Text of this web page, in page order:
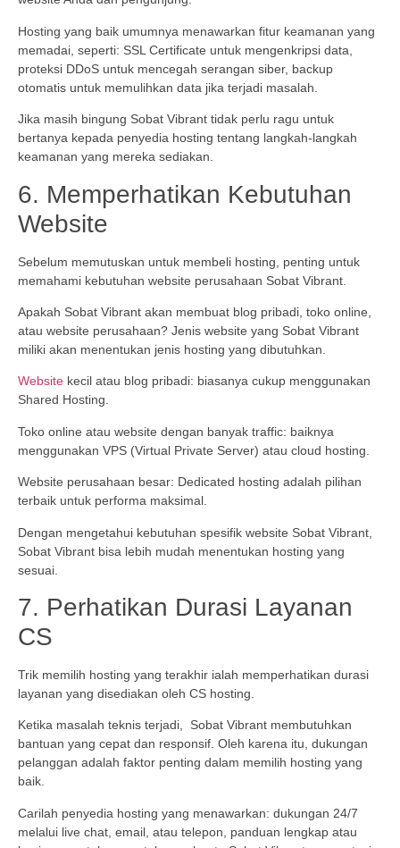
Hosting yang baik umumnya menawarkan fitur keamanan yang
memadai, seperti: SSL Certificate untuk mengenkripsi data,
proteksi DDoS untuk mencegah serangan siber, backup
otomatis untuk memulihkan data jika terjadi masalah.
Jika masih bingung Sobat Vibrant tidak perlu ragu untuk
bertanya kepada penyedia hosting tentang langkah-langkah
keamanan yang mereka sediakan.
6. Memperhatikan Kebutuhan
Website
Sebelum memutuskan untuk membeli hosting, penting untuk
memahami kebutuhan website perusahaan Sobat Vibrant.
Apakah Sobat Vibrant akan membuat blog pribadi, toko online,
atau website perusahaan? Jenis website yang Sobat Vibrant
miliki akan menentukan jenis hosting yang dibutuhkan.
Website kecil atau blog pribadi: biasanya cukup menggunakan
Shared Hosting.
Toko online atau website dengan banyak traffic: baiknya
menggunakan VPS (Virtual Private Server) atau cloud hosting.
Website perusahaan besar: Dedicated hosting adalah pilihan
terbaik untuk performa maksimal.
Dengan mengetahui kebutuhan spesifik website Sobat Vibrant,
Sobat Vibrant bisa lebih mudah menentukan hosting yang
sesuai.
7. Perhatikan Durasi Layanan
CS
Trik memilih hosting yang terakhir ialah memperhatikan durasi
layanan yang disediakan oleh CS hosting.
Ketika masalah teknis terjadi, Sobat Vibrant membutuhkan
bantuan yang cepat dan responsif. Oleh karena itu, dukungan
pelanggan adalah faktor penting dalam memilih hosting yang
baik.
Carilah penyedia hosting yang menawarkan: dukungan 24/7
melalui live chat, email, atau telepon, panduan lengkap atau